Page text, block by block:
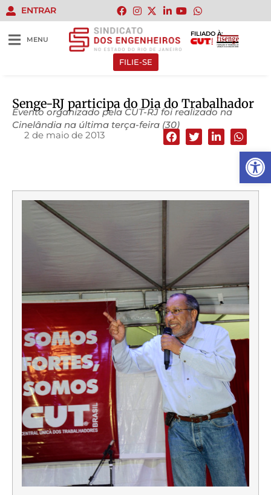
Abrir
ENTRAR
MENU
FILIADO À:
FILIE-SE
Senge-RJ participa do Dia do Trabalhador
Evento organizado pela CUT-RJ foi realizado na
Cinelândia na última terça-feira (30)
2 de maio de 2013